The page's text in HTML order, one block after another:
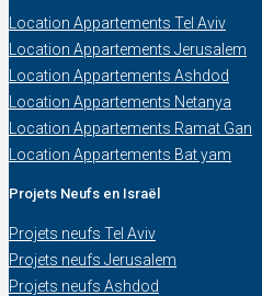
Location Appartements Tel Aviv
Location Appartements Jerusalem
Location Appartements Ashdod
Location Appartements Netanya
Location Appartements Ramat Gan
Location Appartements Bat yam
Projets Neufs en Israël
Projets neufs Tel Aviv
Projets neufs Jerusalem
Projets neufs Ashdod